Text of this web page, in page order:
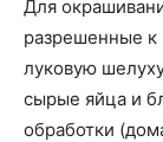
Для
разрешенные
луковую
сырые яйца и
обработки